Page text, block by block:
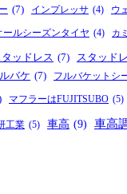
(7) インプレッサ (4) ウ
ールシーズンタイヤ (4) カ
タッドレス (7) スタッド
バケ (7) フルバケットシ
マフラーはFUJITSUBO (5)
工業 (5) 車高 (9) 車高